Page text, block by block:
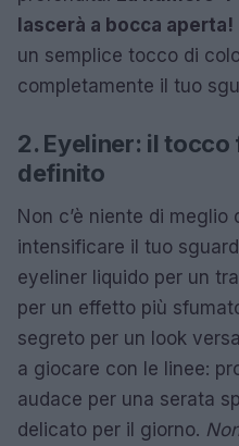
lascerà a bocca aperta!
un semplice tocco di
completamente il tuo
2. Eyeliner: il tocco
definito
Non c’è niente di
intensificare il tuo
eyeliner liquido per un
per un effetto più
segreto per un look
a giocare con le linee:
audace per una serata
delicato per il giorno.